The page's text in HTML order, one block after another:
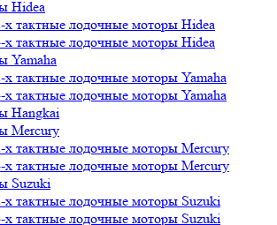
Hidea
х тактные лодочные моторы Hidea
х тактные лодочные моторы Hidea
Yamaha
х тактные лодочные моторы Yamaha
х тактные лодочные моторы Yamaha
Hangkai
Mercury
х тактные лодочные моторы Mercury
х тактные лодочные моторы Mercury
Suzuki
х тактные лодочные моторы Suzuki
х тактные лодочные моторы Suzuki